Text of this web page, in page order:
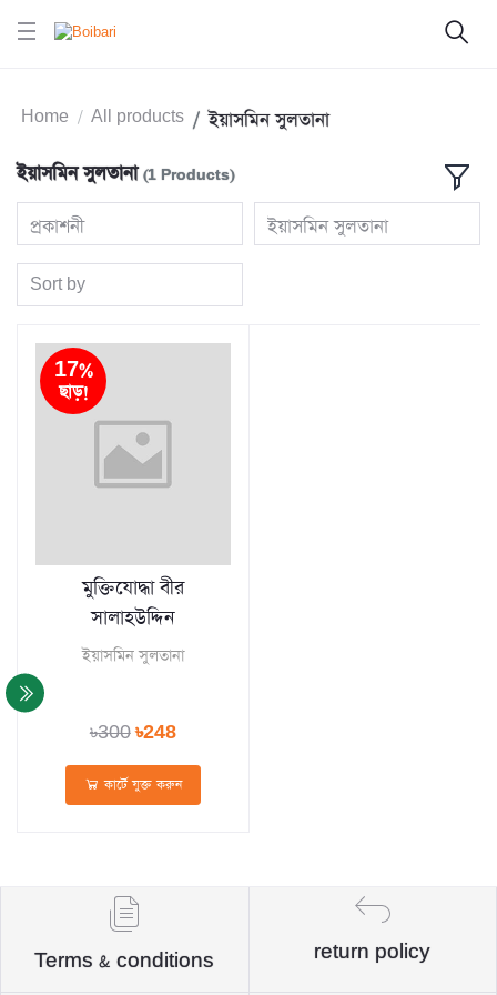
Home All products ইয়াসমিন সুলতানা
ইয়াসমিন সুলতানা(1 Products)
প্রকাশনী ইয়াসমিন সুলতানা
Sort by
17%
ছাড়!
মুক্তিযোদ্ধা বীর
সালাহউদ্দিন
ইয়াসমিন সুলতানা
৳300৳248
কার্টে যুক্ত করুন
Terms & conditions return policy